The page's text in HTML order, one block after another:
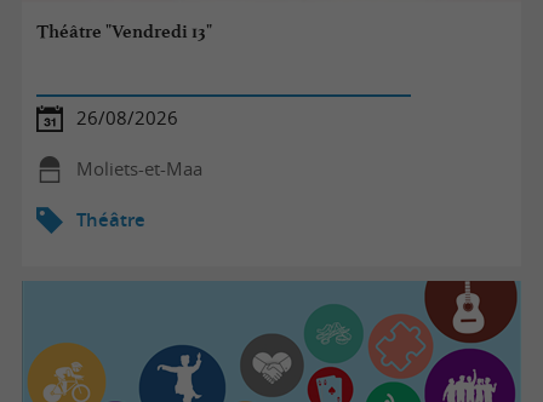
Théâtre "Vendredi 13"
26/08/2026
Moliets-et-Maa
Théâtre